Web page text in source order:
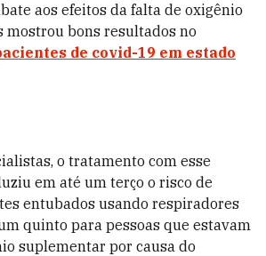
aos efeitos da falta de oxigênio
mostrou bons resultados no
de covid-19 em estado
o tratamento com esse
em até um terço o risco de
entubados usando respiradores
quinto para pessoas que estavam
suplementar por causa do